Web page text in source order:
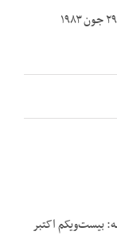
روایت‌کننده: آقای محمد درخشش تاریخ مصاحبه: ۲۹ جون ۱۹۸۳
بیست‌‌ویکم اکتبر